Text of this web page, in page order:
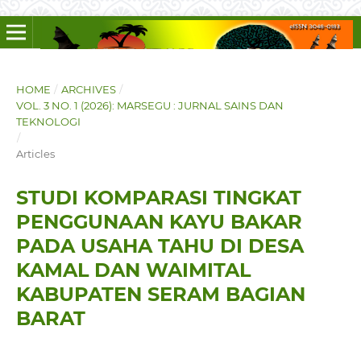
HOME / ARCHIVES /
VOL. 3 NO. 1 (2026): MARSEGU : JURNAL SAINS DAN
TEKNOLOGI
/
Articles
STUDI KOMPARASI TINGKAT
PENGGUNAAN KAYU BAKAR
PADA USAHA TAHU DI DESA
KAMAL DAN WAIMITAL
KABUPATEN SERAM BAGIAN
BARAT